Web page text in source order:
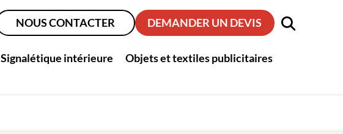
Signalétique intérieure
Objets et textiles publicitaires
NOUS CONTACTER DEMANDER UN DEVIS